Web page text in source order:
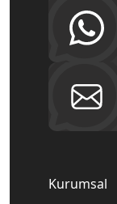
Kurumsal